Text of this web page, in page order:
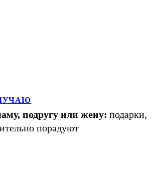
подругу или жену: подарки,
порадуют